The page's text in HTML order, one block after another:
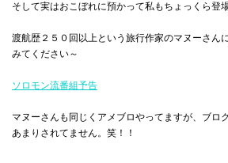
そして実はおこぼれに預かって私もちょっくら登
渡航歴２５０回以上という旅行作家のマヌーさん
みてください～
ソロモン流番組予告
マヌーさんも同じくアメブロやってますが、ブロ
あまりされてません。笑！！